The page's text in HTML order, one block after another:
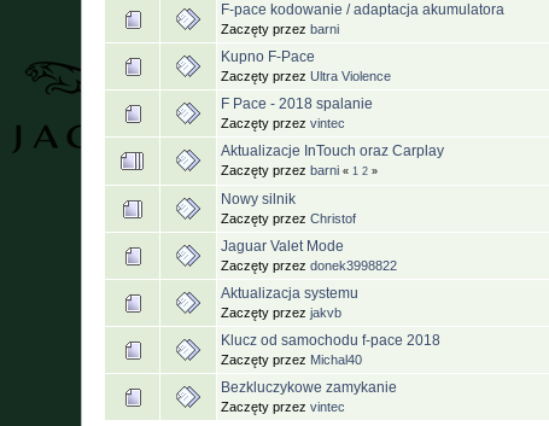
F-pace kodowanie / adaptacja akumulatora
Zaczęty przez barni
Kupno F-Pace
Zaczęty przezUltra Violence
F Pace - 2018 spalanie
Zaczęty przezvintec
Aktualizacje InTouch oraz Carplay
Zaczęty przez barni «1 2 »
Nowy silnik
Zaczęty przezChristof
Jaguar Valet Mode
Zaczęty przezdonek3998822
Aktualizacja systemu
Zaczęty przezjakvb
Klucz od samochodu f-pace 2018
Zaczęty przez Michal40
Bezkluczykowe zamykanie
Zaczęty przezvintec